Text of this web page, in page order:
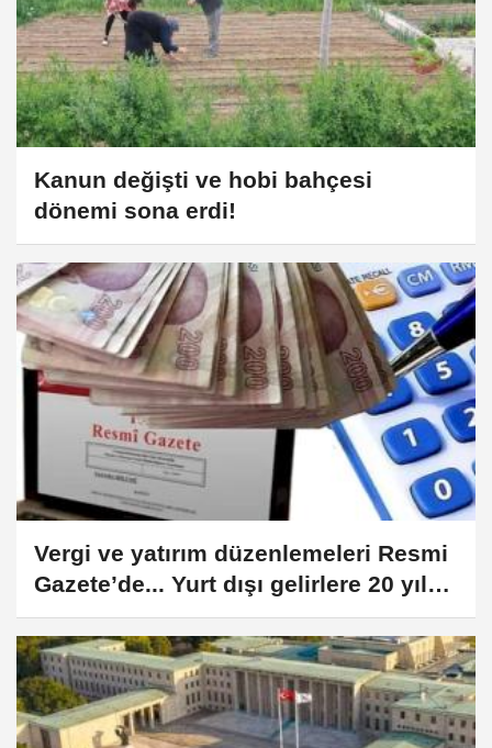
Kanun değişti ve hobi bahçesi
dönemi sona erdi!
Vergi ve yatırım düzenlemeleri Resmi
Gazete’de... Yurt dışı gelirlere 20 yıl
vergi istisnası